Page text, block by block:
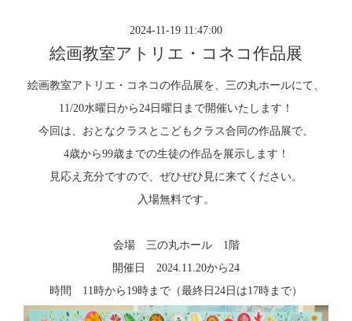
2024-11-19 11:47:00
絵画教室アトリエ・コネコ作品展
絵画教室アトリエ・コネコの作品展を、三の丸ホールにて、
11/20水曜日から24日曜日まで開催いたします！
今回は、おとなクラスとこどもクラス合同の作品展で、
4歳から99歳までの生徒の作品を展示します！
見応え充分ですので、ぜひぜひ見に来てください。
入場無料です。
会場 三の丸ホール 1階
開催日 2024.11.20から24
時間 11時から19時まで（最終日24日は17時まで）